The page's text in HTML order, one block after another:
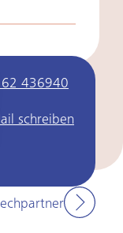
436940
schreiben